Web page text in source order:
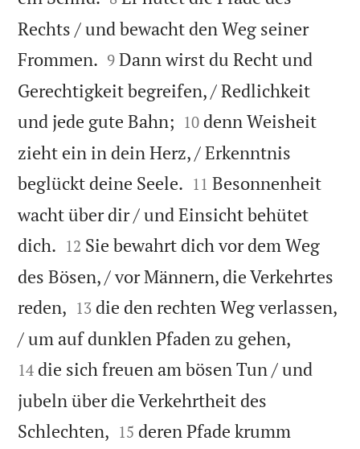
Rechts / und bewacht den Weg seiner
Frommen. 

9 Dann wirst du Recht und
Gerechtigkeit begreifen, / Redlichkeit
und jede gute Bahn; 

10 denn Weisheit
zieht ein in dein Herz, / Erkenntnis
beglückt deine Seele. 

11 Besonnenheit
wacht über dir / und Einsicht behütet
dich. 

12 Sie bewahrt dich vor dem Weg
des Bösen, / vor Männern, die Verkehrtes
reden, 

13 die den rechten Weg verlassen,
/ um auf dunklen Pfaden zu gehen,
14 die sich freuen am bösen Tun / und
jubeln über die Verkehrtheit des
Schlechten, 

15 deren Pfade krumm